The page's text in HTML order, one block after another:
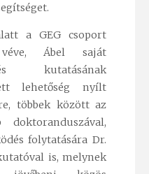
a GEG csoport
Ábel saját
kutatásának
lehetőség nyílt
többek között az
folytatására Dr.
is, melynek